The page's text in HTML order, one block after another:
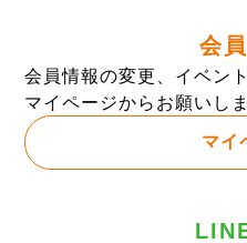
会
会員情報の変更、イベン
マイページからお願いしま
マイ